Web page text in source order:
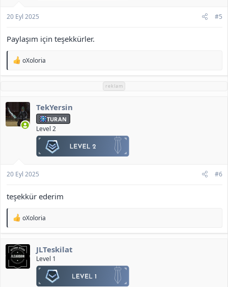
20 Eyl 2025 #5
Paylaşım için teşekkürler.
T
p
l
e
r
:
oXoloria
reklam
TekYersin
TURAN
Level 2
20 Eyl 2025 #6
teşekkür ederim
T
p
i
l
e
oXoloria
JLTeskilat
Level 1